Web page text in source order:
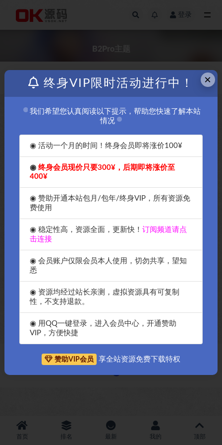
登录
B2Pro主题
👑👑👑👑免费 发布日期
OK源码中国2024年最新7b2的
wordpress主题破解授权版
B2Pro-4.4.1版本
OK源码中国强推2024年最新
7b2的wordpress主题破解授权
OK源码中国2024年最新7b2的
wordpress主题破解授权版
Copyright © 2018-2026 OK源码中国资源网 -All rights reserved|
首页 排名 最新 我的 顶部
×
终身VIP限时活动进行中！
我们希望您认真阅读以下提示，帮助您快速了解本站
情况
◉ 活动一个月的时间！终身会员即将涨价100¥
◉终身会员现价只要300¥，后期即将涨价至
400¥
◉ 赞助开通本站包月/包年/终身VIP，所有资源免
费使用
◉ 稳定性高，资源全面，更新快！订阅频道请点
击连接
◉ 会员账户仅限会员本人使用，切勿共享，望知
悉
◉ 资源均经过站长亲测，虚拟资源具有可复制
性，不支持退款。
◉ 用QQ一键登录，进入会员中心，开通赞助
VIP，方便快捷
赞助VIP会员 享全站资源免费下载特权